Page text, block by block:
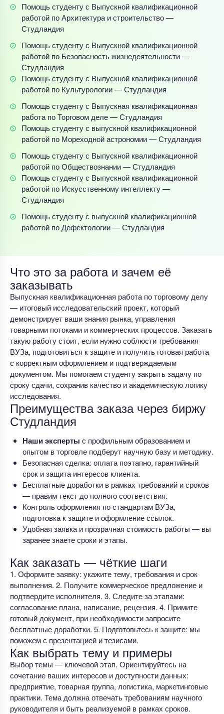
Помощь студенту с Выпускной квалификационной
работой по Архитектура и строительство —
Студландия
Помощь студенту с Выпускной квалификационной
работой по Безопасность жизнедеятельности —
Студландия
Помощь студенту с Выпускной квалификационной
работой по Культурологии — Студландия
Помощь студенту с Выпускная квалификационная
работа по Торговом деле — Студландия
Помощь студенту с выпускной квалификационной
работой по Мореходной астрономии — Студландия
Помощь студенту с Выпускной квалификационной
работой по Обществознании — Студландия
Помощь студенту с Выпускной квалификационной
работой по Искусственному интеллекту —
Студландия
Помощь студенту с выпускной квалификационной
работой по Дефектологии — Студландия
Что это за работа и зачем её
заказывать
Выпускная квалификационная работа по торговому делу
— итоговый исследовательский проект, который
демонстрирует ваши знания рынка, управления
товарными потоками и коммерческих процессов. Заказать
такую работу стоит, если нужно соблюсти требования
ВУЗа, подготовиться к защите и получить готовая работа
с корректным оформлением и подтверждаемым
документом. Мы помогаем студенту закрыть задачу по
сроку сдачи, сохранив качество и академическую логику
исследования.
Преимущества заказа через биржу
Студландия
Наши эксперты с профильным образованием и
опытом в торговле подберут научную базу и методику.
Безопасная сделка: оплата поэтапно, гарантийный
срок и защита интересов клиента.
Бесплатные доработки в рамках требований и сроков
— правим текст до полного соответствия.
Контроль оформления по стандартам ВУЗа,
подготовка к защите и оформление ссылок.
Удобная заявка и прозрачная стоимость работы — вы
заранее знаете сроки и этапы.
Как заказать — чёткие шаги
1. Оформите заявку: укажите тему, требования и срок
выполнения. 2. Получите коммерческое предложение и
подтвердите исполнителя. 3. Следите за этапами:
согласование плана, написание, рецензия. 4. Примите
готовый документ, при необходимости запросите
бесплатные доработки. 5. Подготовьтесь к защите: мы
поможем с презентацией и тезисами.
Как выбрать тему и примеры
Выбор темы — ключевой этап. Ориентируйтесь на
сочетание ваших интересов и доступности данных:
предприятие, товарная группа, логистика, маркетинговые
практики. Тема должна отвечать требованиям научного
руководителя и быть реализуемой в рамках сроков.